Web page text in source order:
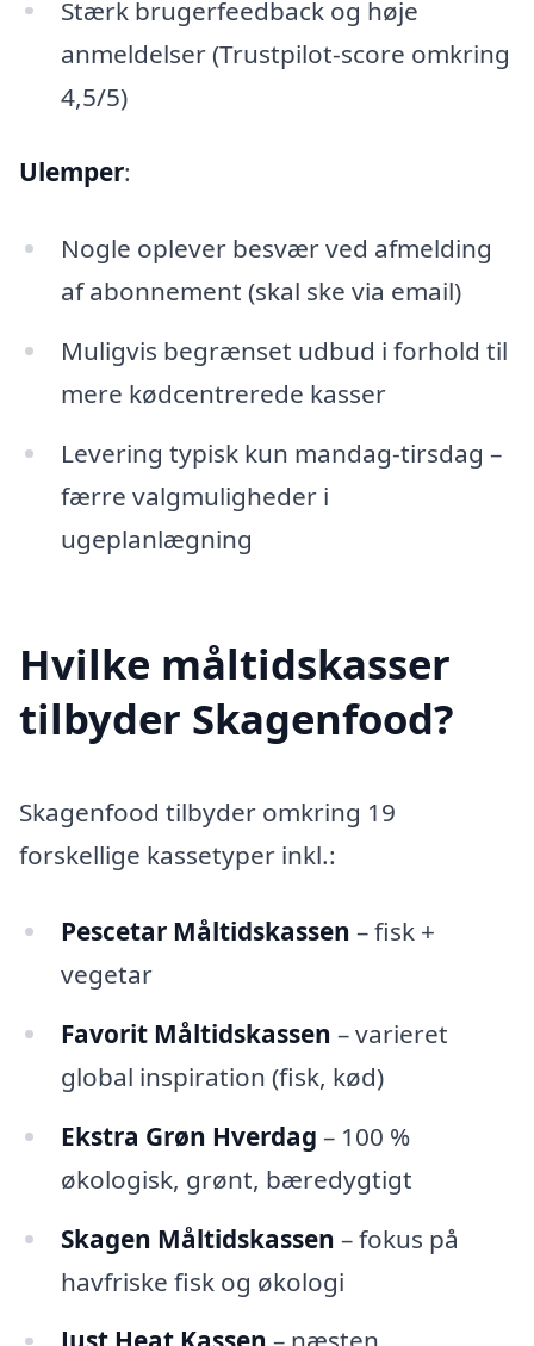
Stærk brugerfeedback og høje
anmeldelser (Trustpilot-score omkring
4,5/5)
Ulemper:
Nogle oplever besvær ved afmelding
af abonnement (skal ske via email)
Muligvis begrænset udbud i forhold til
mere kødcentrerede kasser
Levering typisk kun mandag-tirsdag –
færre valgmuligheder i
ugeplanlægning
Hvilke måltidskasser
tilbyder Skagenfood?
Skagenfood tilbyder omkring 19
forskellige kassetyper inkl.:
Pescetar Måltidskassen – fisk +
vegetar
Favorit Måltidskassen – varieret
global inspiration (fisk, kød)
Ekstra Grøn Hverdag – 100 %
økologisk, grønt, bæredygtigt
Skagen Måltidskassen – fokus på
havfriske fisk og økologi